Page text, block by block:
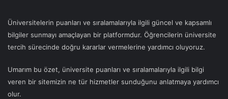
Üniversitelerin puanları ve sıralamalarıyla ilgili güncel ve kapsamlı
bilgiler sunmayı amaçlayan bir platformdur. Öğrencilerin üniversite
tercih sürecinde doğru kararlar vermelerine yardımcı oluyoruz.
Umarım bu özet, üniversite puanları ve sıralamalarıyla ilgili bilgi
veren bir sitemizin ne tür hizmetler sunduğunu anlatmaya yardımcı
olur.